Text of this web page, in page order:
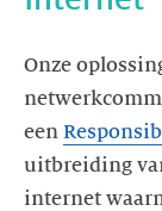
Onze
een
uitbreiding
internet